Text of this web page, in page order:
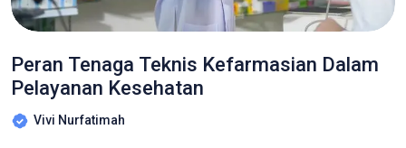
Peran Tenaga Teknis Kefarmasian Dalam
Pelayanan Kesehatan
Vivi Nurfatimah